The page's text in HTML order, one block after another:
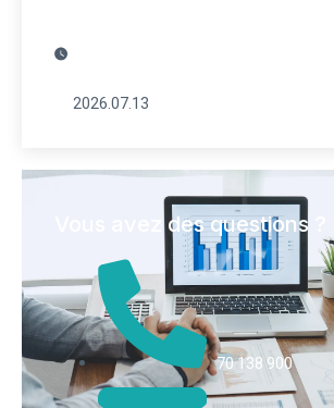
2026.07.13
Vous avez des questions ?
70 138 900